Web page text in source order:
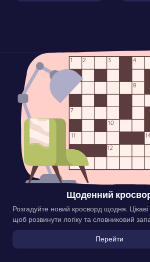
Щоденний
Розгадуйте новий кросворд щодня. Цікаві
щоб розвинути логіку та словниковий
Перейти